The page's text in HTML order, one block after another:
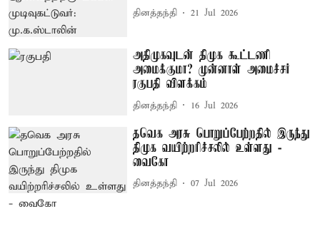
தினத்தந்தி 21 Jul 2026
அதிமுகவுடன் திமுக கூட்டணி
அமைக்குமா? முன்னாள் அமைச்சர்
ரகுபதி விளக்கம்
தினத்தந்தி 16 Jul 2026
தவெக அரசு பொறுப்பேற்றதில் இருந்து
திமுக வயிற்றரிச்சலில் உள்ளது -
வைகோ
தினத்தந்தி 07 Jul 2026